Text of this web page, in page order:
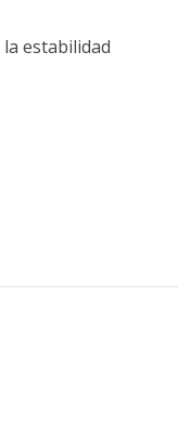
estabilidad